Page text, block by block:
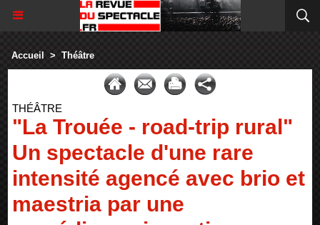
Accueil > Théâtre
THÉÂTRE
"La Trouée - road-trip rural"
Un spectacle d'une rare
intensité agencé avec brio et
maestria par une